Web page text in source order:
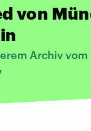
von
Archiv vom